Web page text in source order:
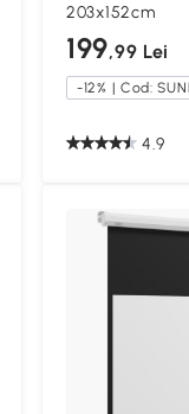
203x152cm
199,99 Lei
-12% | Cod:
4.9